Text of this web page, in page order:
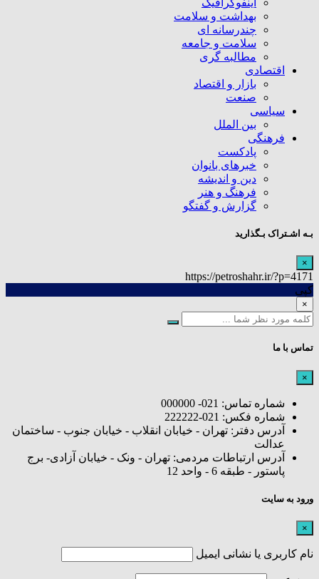
اینفوگرافیک
بهداشت و سلامت
چندرسانه ای
سلامت و جامعه
مطالبه گری
اقتصادی
بازار و اقتصاد
صنعت
سیاسی
بین الملل
فرهنگی
پادکست
خبرهای بانوان
دین و اندیشه
فرهنگ و هنر
گزارش و گفتگو
بـه اشـتراک بـگذارید
×
https://petroshahr.ir/?p=4171
کپی
×
تماس با ما
×
شماره تماس: 021- 000000
شماره فکس: 021-222222
آدرس دفتر: تهران - خیابان انقلاب - خیابان جنوب - ساختمان
عدالت
آدرس ارتباطات مردمی: تهران - ونک - خیابان آزادی- برج
پاستور - طبقه 6 - واحد 12
ورود به سایت
×
نام کاربری یا نشانی ایمیل